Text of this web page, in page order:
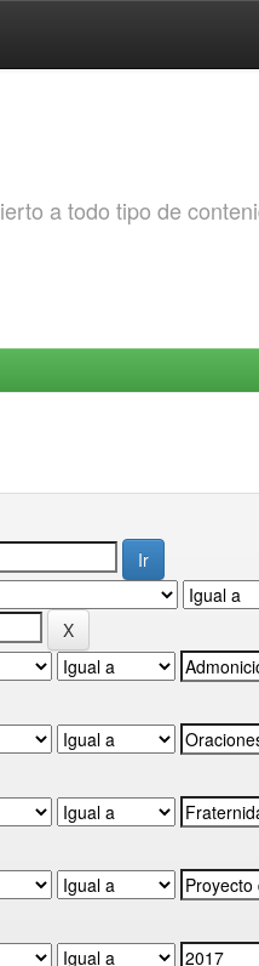
a todo tipo de